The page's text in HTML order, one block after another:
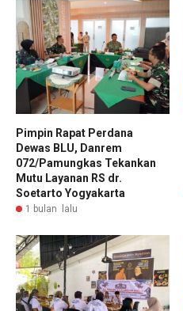
Pimpin Rapat Perdana
Dewas BLU, Danrem
072/Pamungkas Tekankan
Mutu Layanan RS dr.
Soetarto Yogyakarta
1 bulan lalu